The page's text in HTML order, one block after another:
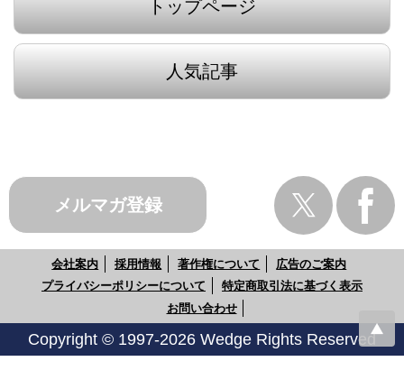
トップページ
人気記事
メルマガ登録
会社案内 採用情報 著作権について
広告のご案内
プライバシーポリシーについて
特定商取引法に基づく表示
お問い合わせ
Copyright © 1997-2026 Wedge Rights Reserved